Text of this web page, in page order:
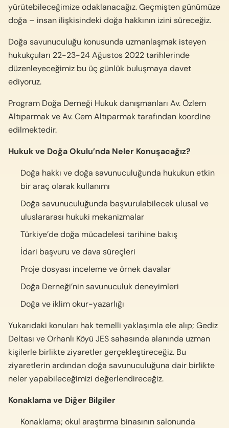
yürütebileceğimize odaklanacağız. Geçmişten günümüze
doğa – insan ilişkisindeki doğa hakkının izini süreceğiz.
Doğa savunuculuğu konusunda uzmanlaşmak isteyen
hukukçuları 22-23-24 Ağustos 2022 tarihlerinde
düzenleyeceğimiz bu üç günlük buluşmaya davet
ediyoruz.
Program Doğa Derneği Hukuk danışmanları Av. Özlem
Altıparmak ve Av. Cem Altıparmak tarafından koordine
edilmektedir.
Hukuk ve Doğa Okulu’nda Neler Konuşacağız?
Doğa hakkı ve doğa savunuculuğunda hukukun etkin
bir araç olarak kullanımı
Doğa savunuculuğunda başvurulabilecek ulusal ve
uluslararası hukuki mekanizmalar
Türkiye’de doğa mücadelesi tarihine bakış
İdari başvuru ve dava süreçleri
Proje dosyası inceleme ve örnek davalar
Doğa Derneği’nin savunuculuk deneyimleri
Doğa ve iklim okur-yazarlığı
Yukarıdaki konuları hak temelli yaklaşımla ele alıp; Gediz
Deltası ve Orhanlı Köyü JES sahasında alanında uzman
kişilerle birlikte ziyaretler gerçekleştireceğiz. Bu
ziyaretlerin ardından doğa savunuculuğuna dair birlikte
neler yapabileceğimizi değerlendireceğiz.
Konaklama ve Diğer Bilgiler
Konaklama; okul araştırma binasının salonunda